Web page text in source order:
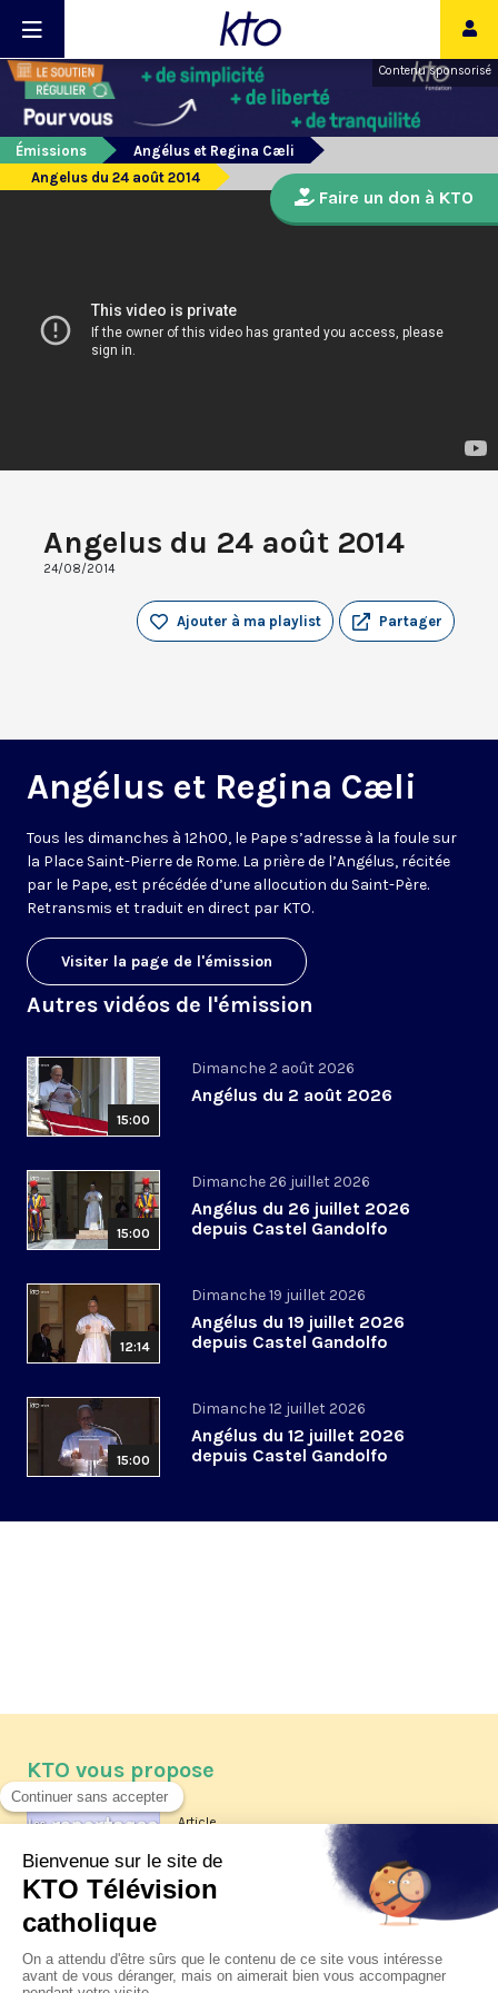
Contenu sponsorisé
Émissions
Angélus et Regina Cæli
Angelus du 24 août 2014
Angelus du 24 août 2014
24/08/2014
Partager
Ajouter à ma playlist
Angélus et Regina Cæli
Tous les dimanches à 12h00, le Pape s’adresse à la foule sur
la Place Saint-Pierre de Rome. La prière de l’Angélus, récitée
par le Pape, est précédée d’une allocution du Saint-Père.
Retransmis et traduit en direct par KTO.
Visiter la page de l'émission
Autres vidéos de l'émission
15:00
Dimanche 2 août 2026
Angélus du 2 août 2026
15:00
Dimanche 26 juillet 2026
Angélus du 26 juillet 2026
depuis Castel Gandolfo
12:14
Dimanche 19 juillet 2026
Angélus du 19 juillet 2026
depuis Castel Gandolfo
15:00
Dimanche 12 juillet 2026
Angélus du 12 juillet 2026
depuis Castel Gandolfo
Faire un don à KTO
KTO vous propose
Article
Les reportages d'été 2026 de KTO
La visite pastorale du pape Léon
XIV à Assise à suivre sur KTO le
jeudi 6 août